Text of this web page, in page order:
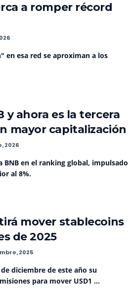
a romper récord
en esa red se aproximan a los
y ahora es la tercera
mayor capitalización
2026
BNB en el ranking global, impulsado
al 8%.
mover stablecoins
de 2025
2025
diciembre de este año su
para mover USD1 ...